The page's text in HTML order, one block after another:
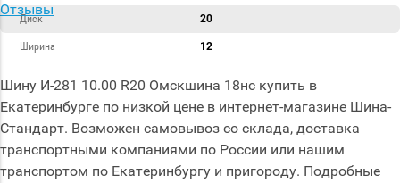
Отзывы
Диск 20
Ширина 12
Шину И-281 10.00 R20 Омскшина 18нс купить в
Екатеринбурге по низкой цене в интернет-магазине Шина-
Стандарт. Возможен самовывоз со склада, доставка
транспортными компаниями по России или нашим
транспортом по Екатеринбургу и пригороду. Подробные